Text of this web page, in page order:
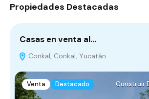
Propiedades Destacadas
Casas en venta al…
Conkal, Conkal, Yucatán
Venta Destacado Construir